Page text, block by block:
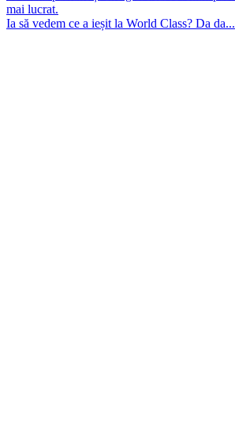
Ia să vedem ce a ieșit la World Class? Da da...